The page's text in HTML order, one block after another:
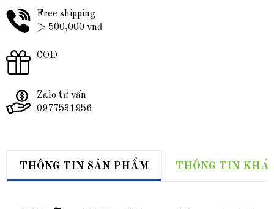
Free shipping
> 500,000 vnđ
COD
Zalo tư vấn
0977531956
THÔNG TIN SẢN PHẨM THÔNG TIN